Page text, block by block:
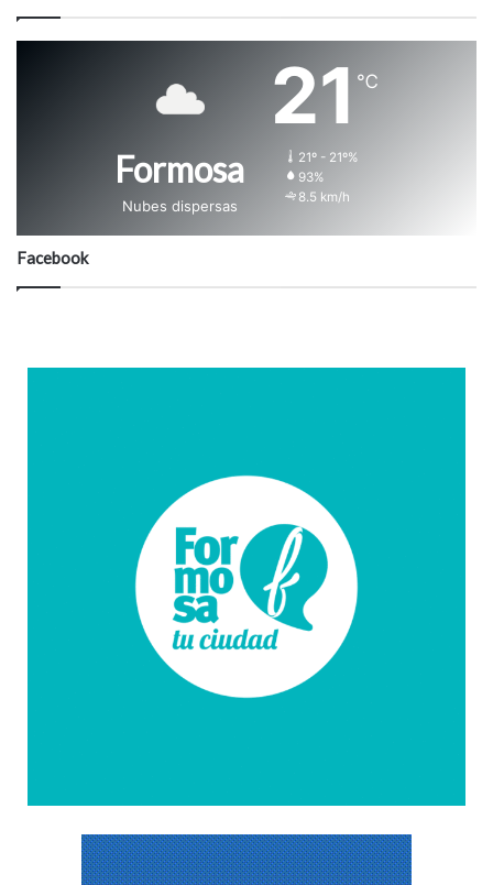
Formosa
Nubes dispersas
21℃
21º - 21º%
93%
8.5 km/h
Facebook